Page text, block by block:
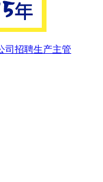
司招聘生产主管